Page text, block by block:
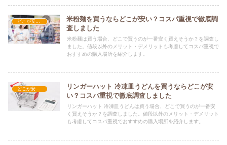
どこが安い？-食品・食材
米粉麺を買うならどこが安い？コスパ重視で徹底調
査しました
米粉麺は買う場合、どこで買うのが一番安く買えそうか？を調査し
ました。値段以外のメリット・デメリットも考慮してコスパ重視で
おすすめの購入場所を紹介します。
どこが安い？-食品・食材
リンガーハット 冷凍皿うどんを買うならどこが安
い？コスパ重視で徹底調査しました
リンガーハット 冷凍皿うどんは買う場合、どこで買うのが一番安
く買えそうか？を調査しました。値段以外のメリット・デメリット
も考慮してコスパ重視でおすすめの購入場所を紹介します。